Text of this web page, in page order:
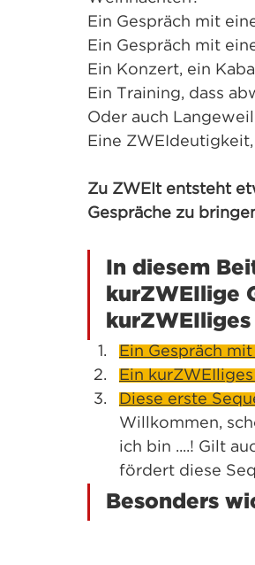
Ein Gespräch mit
Ein Gespräch mit
Ein Konzert, ein
Ein Training, dass
Oder auch
Eine
Zu ZWEIt entsteht
Gespräche zu
In diesem
kurZWEIlige
Ein Gespräch
Ein
Diese erste
Willkommen,
ich bin ....! Gilt
fördert diese
Besonders